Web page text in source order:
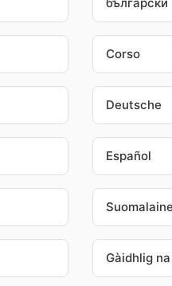
Corso
Deutsche
Español
Gàidhlig